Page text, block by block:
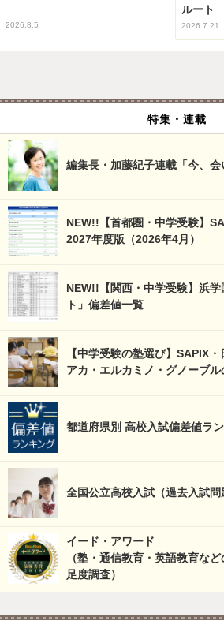
2026.8.5
ルート
2026.7.21
特集・連載
編集長・加藤紀子連載「今、会
NEW!!【首都圏・中学受験】
2027年度版（2026年4月）
NEW!!【関西・中学受験】浜
ト」偏差値一覧
【中学受験の塾選び】SAPIX
アカ・エルカミノ・グノーブ
都道府県別 高校入試偏差値ラ
全国公立高校入試（過去入試問
イード・アワード
（塾・通信教育・英語教育な
足度調査）